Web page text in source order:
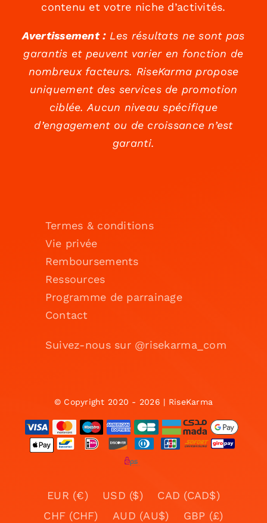
contenu et votre niche d’activités.
Avertissement :Les résultats ne sont pas
garantis et peuvent varier en fonction de
nombreux facteurs. RiseKarma propose
uniquement des services de promotion
ciblée. Aucun niveau spécifique
d’engagement ou de croissance n’est
garanti.
Termes & conditions
Vie privée
Remboursements
Ressources
Programme de parrainage
Contact
Suivez-nous sur @risekarma_com
© Copyright 2020 - 2026 | RiseKarma
EUR (€) USD ($)
CAD (CAD$)
CHF (CHF)
AUD (AU$)
GBP (£)